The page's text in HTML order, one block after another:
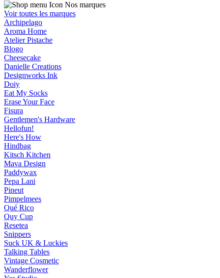
Nos marques
Voir toutes les marques
Archipelago
Aroma Home
Atelier Pistache
Blogo
Cheesecake
Danielle Creations
Designworks Ink
Doiy
Eat My Socks
Erase Your Face
Fisura
Gentlemen's Hardware
Hellofun!
Here's How
Hindbag
Kitsch Kitchen
Mava Design
Paddywax
Pepa Lani
Pineut
Pimpelmees
Qué Rico
Quy Cup
Resetea
Snippers
Suck UK & Luckies
Talking Tables
Vintage Cosmetic
Wanderflower